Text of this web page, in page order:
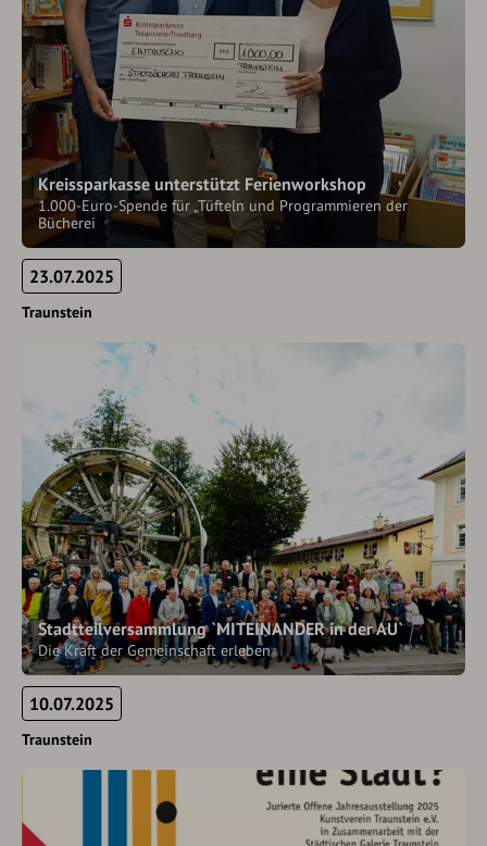
Kreissparkasse unterstützt Ferienworkshop
1.000-Euro-Spende für „Tüfteln und Programmieren der
Bücherei
23.07.2025
Traunstein
Stadtteilversammlung `MITEINANDER in der AU`
Die Kraft der Gemeinschaft erleben
10.07.2025
Traunstein